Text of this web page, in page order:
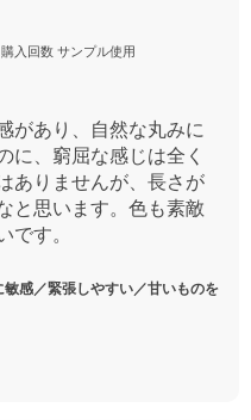
購入回数 サンプル使用
があり、自然な丸みに
に、窮屈な感じは全く
ありませんが、長さが
と思います。色も素敵
です。
感／緊張しやすい／甘いものを